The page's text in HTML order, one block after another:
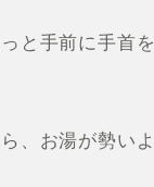
と手前に手首
、お湯が勢い